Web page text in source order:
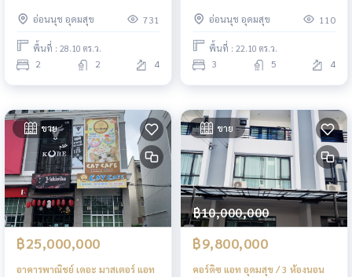
Bedrooms (SALE) PALM809
อ่อนนุช อุดมสุข 731
พื้นที่ : 28.10 ตร.ว.
2 2 4
Bedrooms (FOR SALE) GNG165
อ่อนนุช อุดมสุข 110
พื้นที่ : 22.10 ตร.ว.
3 5 4
ขาย
฿25,000,000
อาคารพาณิชย์ เดอะ มาสเตอร์ แอท
ขาย
฿10,000,000
฿9,800,000
คอร์ดิซ แอท อุดมสุข / 3 ห้องนอน